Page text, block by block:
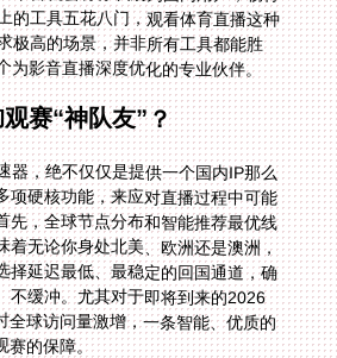
为影音直播深度优化的专业伙伴。
赛“神队友”？
器，绝不仅仅是提供一个国内IP那么
项硬核功能，来应对直播过程中可能
先，全球节点分布和智能推荐最优线
着无论你身处北美、欧洲还是澳洲，
择延迟最低、最稳定的回国通道，确
不缓冲。尤其对于即将到来的2026
全球访问量激增，一条智能、优质的
赛的保障。